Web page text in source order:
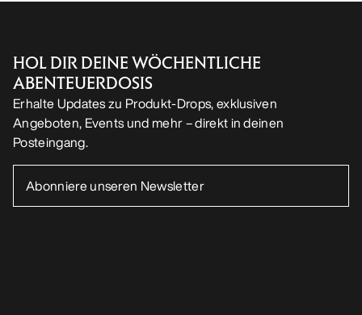
HOL DIR DEINE WÖCHENTLICHE
ABENTEUERDOSIS
Erhalte Updates zu Produkt-Drops, exklusiven
Angeboten, Events und mehr – direkt in deinen
Posteingang.